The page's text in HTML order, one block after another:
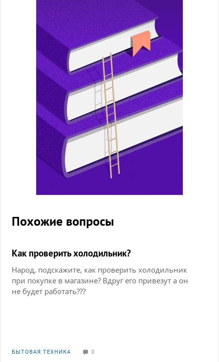
Похожие вопросы
Как проверить холодильник?
Народ, подскажите, как проверить холодильник
при покупке в магазине? Вдруг его привезут а он
не будет работать???
БЫТОВАЯ ТЕХНИКА 0